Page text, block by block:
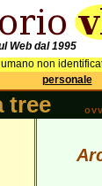
Web dal 1995
non
personale
tree